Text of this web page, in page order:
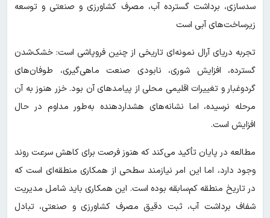
سدسازی، برداشت گسترده آب، مصرف کشاورزی و صنعتی و توسعه
زیرساخت‌های آبی است
تجربه دریای آرال نمونه‌ای تاریخی از چنین فروپاشی است: خشک‌شدن
گسترده، افزایش شوری، نابودی صنعت ماهی‌گیری، طوفان‌های
گردوغبار و تغییرات اقلیمی محلی از پیامدهای آن بود. خزر هنوز به آن
مرحله نرسیده، اما نشانه‌های هشداردهنده به‌طور مداوم در حال
افزایش است.
مطالعه در پایان تأکید می‌کند که هنوز فرصت برای کاهش سرعت روند
وجود دارد، اما این امر نیازمند سطحی از همکاری منطقه‌ای است که
در تاریخ منطقه کم‌سابقه بوده است. این همکاری باید شامل مدیریت
شفاف برداشت آب، ثبت دقیق مصرف کشاورزی و صنعتی، تبادل